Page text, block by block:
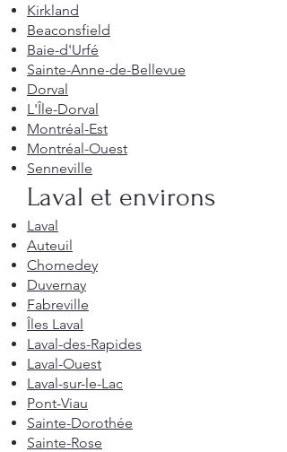
Kirkland
Beaconsfield
Baie-d'Urfé
Sainte-Anne-de-Bellevue
Dorval
L'Île-Dorval
Montréal-Est
Montréal-Ouest
Senneville
Laval et environs
Laval
Auteuil
Chomedey
Duvernay
Fabreville
Îles Laval
Laval-des-Rapides
Laval-Ouest
Laval-sur-le-Lac
Pont-Viau
Sainte-Dorothée
Sainte-Rose